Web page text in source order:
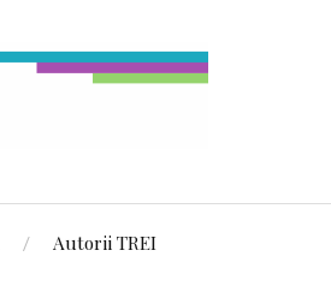
Autorii TREI